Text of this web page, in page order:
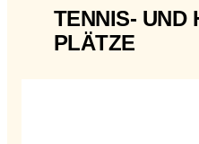
TENNIS- UND
PLÄTZE